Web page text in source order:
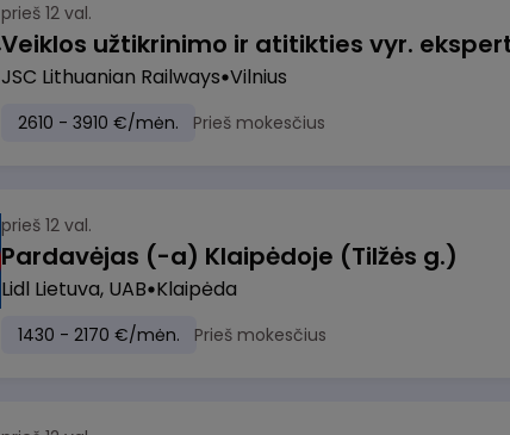
prieš 12 val.
JSC Lithuanian Railways Vilnius
2610 - 3910 €/mėn. Prieš mokesčius
prieš 12 val.
Pardavėjas (-a) Klaipėdoje (Tilžės g.)
Lidl Lietuva, UAB Klaipėda
1430 - 2170 €/mėn. Prieš mokesčius